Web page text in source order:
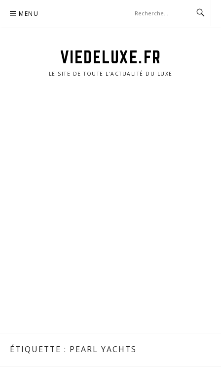
MENU
VIEDELUXE.FR
LE SITE DE TOUTE L'ACTUALITÉ DU LUXE
ÉTIQUETTE : PEARL YACHTS